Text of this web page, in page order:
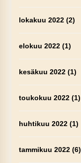
lokakuu 2022(2)
elokuu 2022(1)
kesäkuu 2022(1)
toukokuu 2022(1)
huhtikuu 2022(1)
tammikuu 2022(6)